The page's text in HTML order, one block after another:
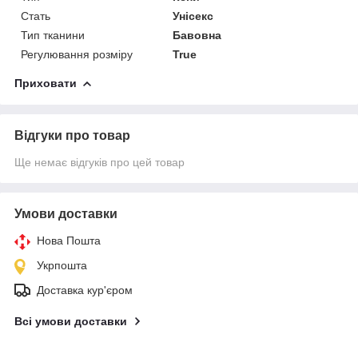
Стать
Унісекс
Тип тканини
Бавовна
Регулювання розміру
True
Приховати
Відгуки про товар
Ще немає відгуків про цей товар
Умови доставки
Нова Пошта
Укрпошта
Доставка кур'єром
Всі умови доставки